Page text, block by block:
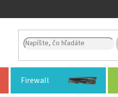
Firewall